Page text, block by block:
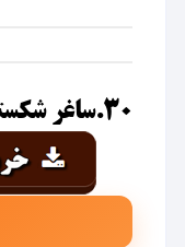
۳۰.ساغر شکسته